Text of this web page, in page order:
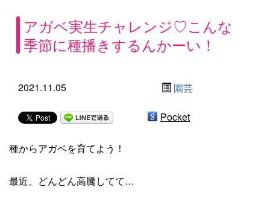
アガベ実生チャレンジ♡こんな
季節に種播きするんかーい！
2021.11.05 園芸
Pocket
種からアガベを育てよう！
最近、どんどん高騰してて…